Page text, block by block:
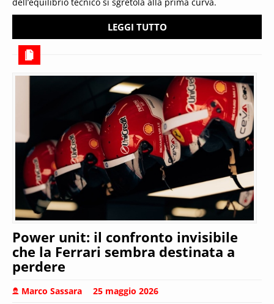
LEGGI TUTTO
Power unit: il confronto invisibile
che la Ferrari sembra destinata a
perdere
Marco Sassara 25 maggio 2026